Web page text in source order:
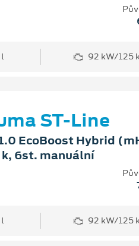
l 92 kW/125
ST-Line
EcoBoost Hybrid
6st. manuální
l 92 kW/125